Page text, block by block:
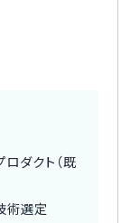
ダクト（既
術選定